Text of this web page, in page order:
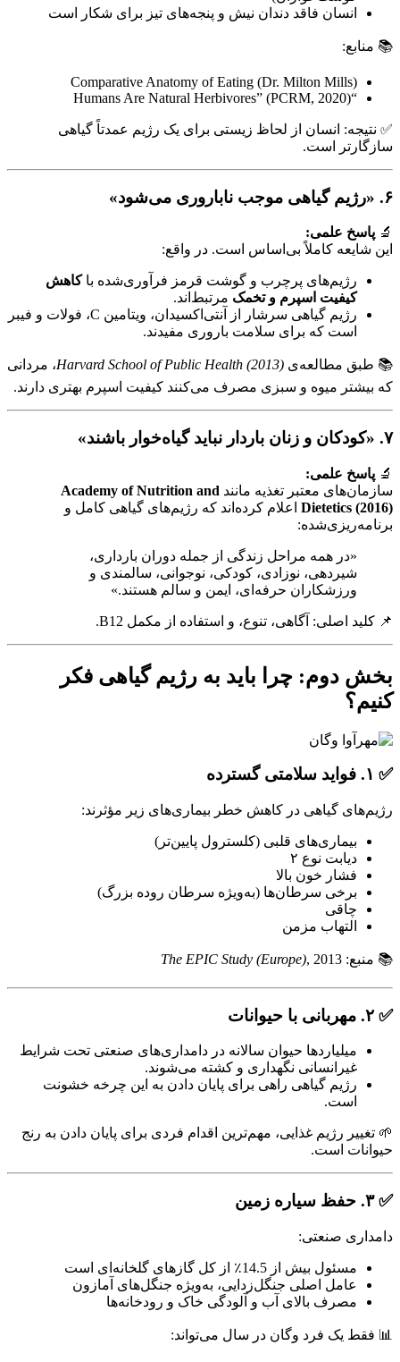
انسان فاقد دندان نیش و پنجه‌های تیز برای شکار است
📚 منابع:
Comparative Anatomy of Eating (Dr. Milton Mills)
“Humans Are Natural Herbivores” (PCRM, 2020)
✅ نتیجه: انسان از لحاظ زیستی برای یک رژیم عمدتاً گیاهی
سازگارتر است.
۶. «رژیم گیاهی موجب ناباروری می‌شود»
🔬 پاسخ علمی:
این شایعه کاملاً بی‌اساس است. در واقع:
رژیم‌های پرچرب و گوشت قرمز فرآوری‌شده باکاهش
کیفیت اسپرم و تخمک مرتبط‌اند.
رژیم گیاهی سرشار از آنتی‌اکسیدان، ویتامین C، فولات و فیبر
است که برای سلامت باروری مفیدند.
📚 طبق مطالعه‌ی Harvard School of Public Health (2013)، مردانی
که بیشتر میوه و سبزی مصرف می‌کنند کیفیت اسپرم بهتری دارند.
۷. «کودکان و زنان باردار نباید گیاه‌خوار باشند»
🔬 پاسخ علمی:
سازمان‌های معتبر تغذیه مانند Academy of Nutrition and
Dietetics (2016) اعلام کرده‌اند که رژیم‌های گیاهی کامل و
برنامه‌ریزی‌شده:
«در همه مراحل زندگی از جمله دوران بارداری،
شیردهی، نوزادی، کودکی، نوجوانی، سالمندی و
ورزشکاران حرفه‌ای، ایمن و سالم هستند.»
📌 کلید اصلی: آگاهی، تنوع، و استفاده از مکمل B12.
بخش دوم: چرا باید به رژیم گیاهی فکر
کنیم؟
✅ ۱. فواید سلامتی گسترده
رژیم‌های گیاهی در کاهش خطر بیماری‌های زیر مؤثرند:
بیماری‌های قلبی (کلسترول پایین‌تر)
دیابت نوع ۲
فشار خون بالا
برخی سرطان‌ها (به‌ویژه سرطان روده بزرگ)
چاقی
التهاب مزمن
📚 منبع: The EPIC Study (Europe), 2013
✅ ۲. مهربانی با حیوانات
میلیاردها حیوان سالانه در دامداری‌های صنعتی تحت شرایط
غیرانسانی نگهداری و کشته می‌شوند.
رژیم گیاهی راهی برای پایان دادن به این چرخه خشونت
است.
🌱 تغییر رژیم غذایی، مهم‌ترین اقدام فردی برای پایان دادن به رنج
حیوانات است.
✅ ۳. حفظ سیاره زمین
دامداری صنعتی:
مسئول بیش از 14.5٪ از کل گازهای گلخانه‌ای است
عامل اصلی جنگل‌زدایی، به‌ویژه جنگل‌های آمازون
مصرف بالای آب و آلودگی خاک و رودخانه‌ها
📊 فقط یک فرد وگان در سال می‌تواند: